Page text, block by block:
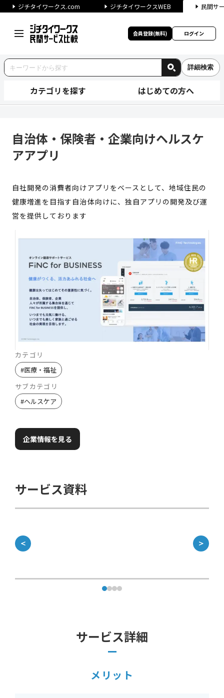
ジチタイワークス.com ジチタイワークスWEB 民間サ
会員登録(無料) ログイン
詳細検索
カテゴリを探す はじめての方へ
自治体・保険者・企業向けヘルスケ
アアプリ
自社開発の消費者向けアプリをベースとして、地域住民の
健康増進を目指す自治体向けに、独自アプリの開発及び運
営を提供しております
カテゴリ
#医療・福祉
サブカテゴリ
#ヘルスケア
企業情報を見る
サービス資料
＜ ＞
サービス詳細
メリット